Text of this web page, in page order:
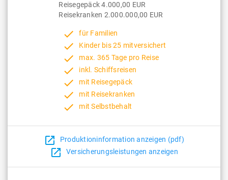
Reisegepäck 4.000,00 EUR
Reisekranken 2.000.000,00 EUR
done für Familien
done Kinder bis 25 mitversichert
done max. 365 Tage pro Reise
done inkl. Schiffsreisen
done mit Reisegepäck
done mit Reisekranken
done mit Selbstbehalt
open_in_new Produktioninformation anzeigen (pdf)
open_in_new Versicherungsleistungen anzeigen